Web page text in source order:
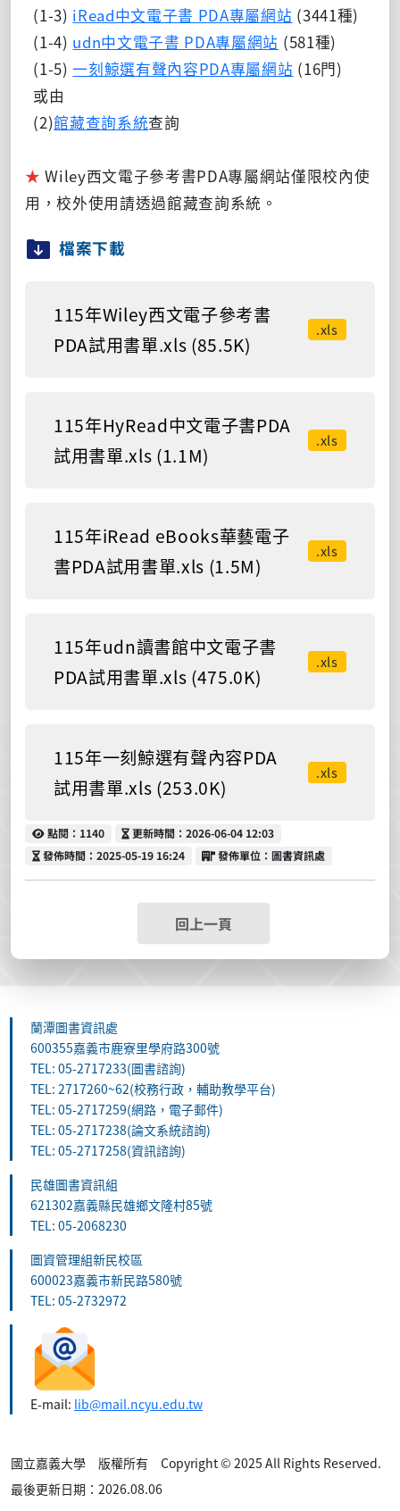
(1-3) iRead中文電子書 PDA專屬網站 (3441種)
(1-4) udn中文電子書 PDA專屬網站 (581種)
(1-5)一刻鯨選有聲內容PDA專屬網站 (16門)
或由
(2)館藏查詢系統查詢
★ Wiley西文電子參考書PDA專屬網站僅限校內使
用，校外使用請透過館藏查詢系統。
檔案下載
115年Wiley西文電子參考書
PDA試用書單.xls (85.5K)
.xls
115年HyRead中文電子書PDA
試用書單.xls (1.1M)
.xls
115年iRead eBooks華藝電子
書PDA試用書單.xls (1.5M)
.xls
115年udn讀書館中文電子書
PDA試用書單.xls (475.0K)
.xls
115年一刻鯨選有聲內容PDA
試用書單.xls (253.0K)
.xls
點閱
點閱：1140 更新時間
更新時間：2026-06-04 12:03
發佈時間
發佈時間：2025-05-19 16:24 發佈單位
發佈單位：圖書資訊處
回上一頁
蘭潭圖書資訊處
600355嘉義市鹿寮里學府路300號
TEL: 05-2717233(圖書諮詢)
TEL: 2717260~62(校務行政，輔助教學平台)
TEL: 05-2717259(網路，電子郵件)
TEL: 05-2717238(論文系統諮詢)
TEL: 05-2717258(資訊諮詢)
民雄圖書資訊組
621302嘉義縣民雄鄉文隆村85號
TEL: 05-2068230
圖資管理組新民校區
600023嘉義市新民路580號
TEL: 05-2732972
E-mail: lib@mail.ncyu.edu.tw
國立嘉義大學 版權所有 Copyright © 2025 All Rights Reserved.
最後更新日期：2026.08.06